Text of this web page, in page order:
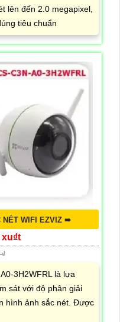
lên đến 2.0 megapixel,
tiêu chuẩn
NÉT WIFI EZVIZ ➠
3H2WFRL là lựa
sát với độ phân giải
hình ảnh sắc nét. Được